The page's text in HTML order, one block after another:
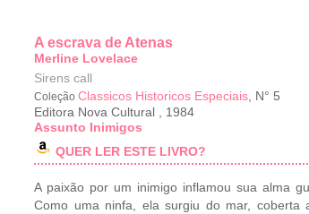
A escrava de Atenas
Merline Lovelace
Sirens call
Coleção Classicos Historicos Especiais , N° 5
Editora Nova Cultural
1984
Assunto Inimigos
QUER LER ESTE LIVRO?
A paixão por um inimigo inflamou sua alma
Como uma ninfa, ela surgiu do mar, coberta